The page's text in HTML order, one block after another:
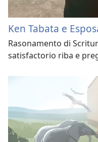
Ken Tabata e
Rasonamento di
satisfactorio riba e